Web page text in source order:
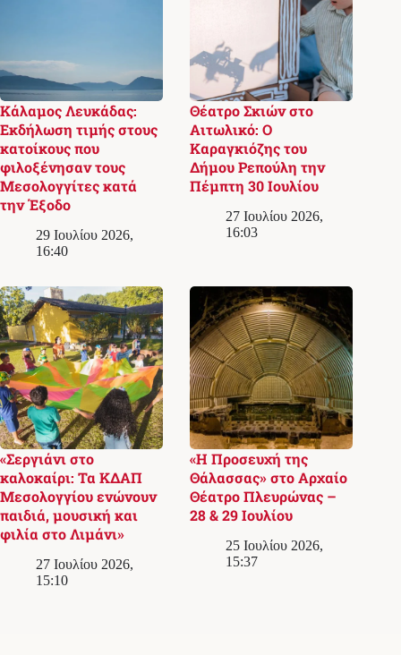
Κάλαμος Λευκάδας:
Εκδήλωση τιμής στους
κατοίκους που
φιλοξένησαν τους
Μεσολογγίτες κατά
την Έξοδο
29 Ιουλίου 2026,
16:40
Θέατρο Σκιών στο
Αιτωλικό: Ο
Καραγκιόζης του
Δήμου Ρεπούλη την
Πέμπτη 30 Ιουλίου
27 Ιουλίου 2026,
16:03
«Σεργιάνι στο
καλοκαίρι: Τα ΚΔΑΠ
Μεσολογγίου ενώνουν
παιδιά, μουσική και
φιλία στο Λιμάνι»
27 Ιουλίου 2026,
15:10
«Η Προσευχή της
Θάλασσας» στο Αρχαίο
Θέατρο Πλευρώνας –
28 & 29 Ιουλίου
25 Ιουλίου 2026,
15:37